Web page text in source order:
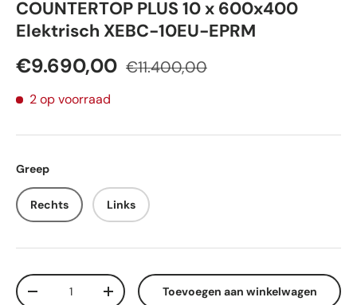
COUNTERTOP PLUS 10 x 600x400
Elektrisch XEBC-10EU-EPRM
€9.690,00 €11.400,00
2 op voorraad
Greep
Rechts Links
Aantal
-
+ Toevoegen aan winkelwagen